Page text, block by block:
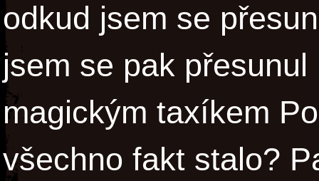
odkud jsem se
jsem se pak
magickým taxíkem
všechno fakt stalo?